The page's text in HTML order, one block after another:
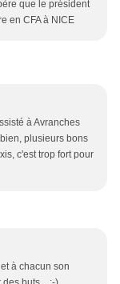
que le président
en CFA à NICE
à Avranches
plusieurs bons
c'est trop fort pour
à chacun son